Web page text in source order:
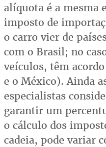
alíquota é a mesma
imposto de
o carro vier de
com o Brasil; no
veículos, têm
e o México). Ainda
especialistas
garantir um
o cálculo dos
cadeia, pode variar